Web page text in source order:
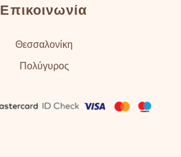
Επικοινωνία
Θεσσαλονίκη
Πολύγυρος